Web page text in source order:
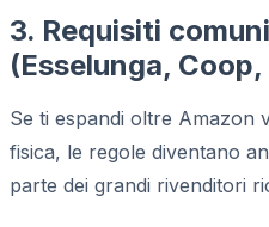
3. Requisiti
(Esselunga,
Se ti espandi oltre Amazon
fisica, le regole diventano
parte dei grandi rivenditori